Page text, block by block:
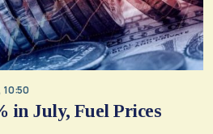
10:50
in July, Fuel Prices